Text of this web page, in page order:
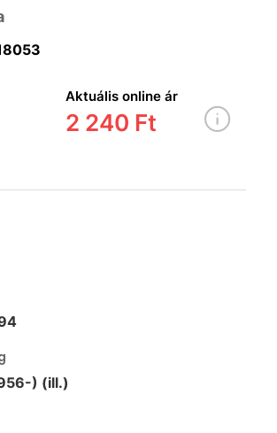
Aktuális online ár
2 240 Ft
) (ill.)